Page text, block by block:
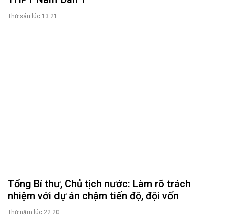
Thứ sáu lúc 13:21
Tổng Bí thư, Chủ tịch nước: Làm rõ trách
nhiệm với dự án chậm tiến độ, đội vốn
Thứ năm lúc 22:20